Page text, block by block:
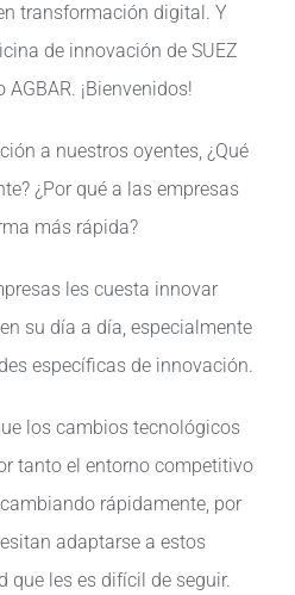
transformación digital. Y
de innovación de SUEZ
¡Bienvenidos!
a nuestros oyentes, ¿Qué
¿Por qué a las empresas
más rápida?
les cuesta innovar
su día a día, especialmente
específicas de innovación.
los cambios tecnológicos
tanto el entorno competitivo
rápidamente, por
adaptarse a estos
que les es difícil de seguir.